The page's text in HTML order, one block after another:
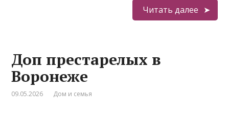
Читать далее
Доп престарелых в
Воронеже
09.05.2026 Дом и семья